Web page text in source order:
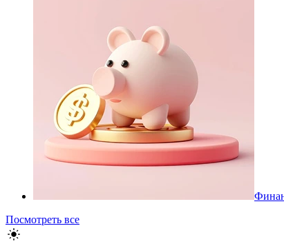
Посмотреть все